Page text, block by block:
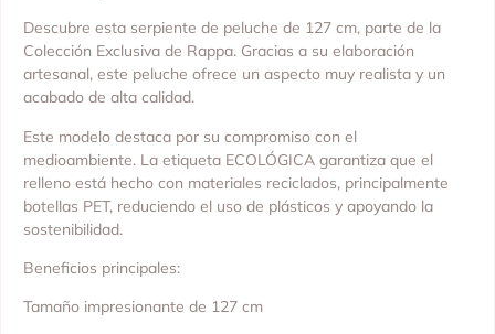
Descubre esta serpiente de peluche de 127 cm, parte de la
Colección Exclusiva de Rappa. Gracias a su elaboración
artesanal, este peluche ofrece un aspecto muy realista y un
acabado de alta calidad.
Este modelo destaca por su compromiso con el
medioambiente. La etiqueta ECOLÓGICA garantiza que el
relleno está hecho con materiales reciclados, principalmente
botellas PET, reduciendo el uso de plásticos y apoyando la
sostenibilidad.
Beneficios principales:
Tamaño impresionante de 127 cm